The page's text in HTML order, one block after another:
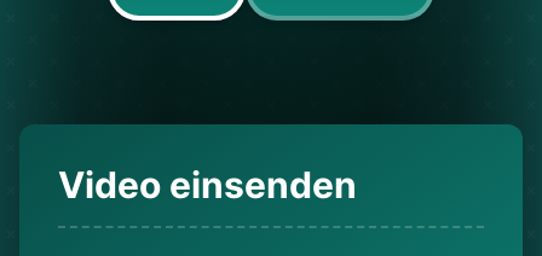
Video einsenden